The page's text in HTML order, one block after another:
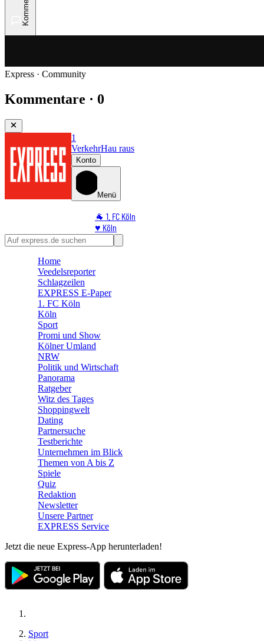
Express · Community
Kommentare · 0
1
VerkehrHau raus
Konto
Menü
🐐 1. FC Köln
♥️ Köln
⭐ Promi
🛒 Shoppingwelt
Home
Veedelsreporter
Schlagzeilen
EXPRESS E-Paper
1. FC Köln
Köln
Sport
Promi und Show
Kölner Umland
NRW
Politik und Wirtschaft
Panorama
Ratgeber
Witz des Tages
Shoppingwelt
Dating
Partnersuche
Testberichte
Unternehmen im Blick
Themen von A bis Z
Spiele
Quiz
Redaktion
Newsletter
Unsere Partner
EXPRESS Service
Jetzt die neue Express-App herunterladen!
Sport